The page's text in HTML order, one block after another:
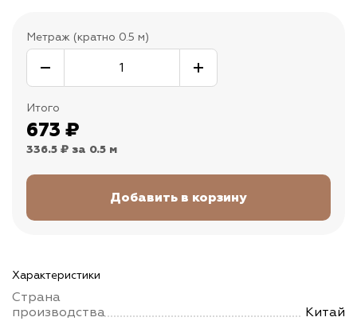
Метраж (кратно 0.5 м)
Итого
673 ₽
336.5 ₽ за 0.5 м
Характеристики
Страна
производства
Китай